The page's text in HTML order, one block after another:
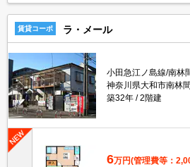
賃貸コーポ ラ・メール
小田急江ノ島線/南林
神奈川県大和市南林
築32年
2階建
6万円(管理費等：